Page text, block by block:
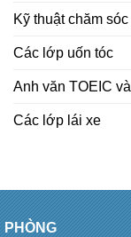
Kỹ thuật chăm sóc
Các lớp uốn tóc
Anh văn TOEIC
Các lớp lái xe
PHÒNG